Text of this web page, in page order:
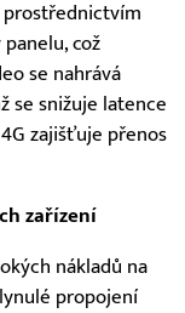
prostřednictvím
což
se nahrává
se snižuje latence
zajišťuje přenos
zařízení
nákladů na
propojení